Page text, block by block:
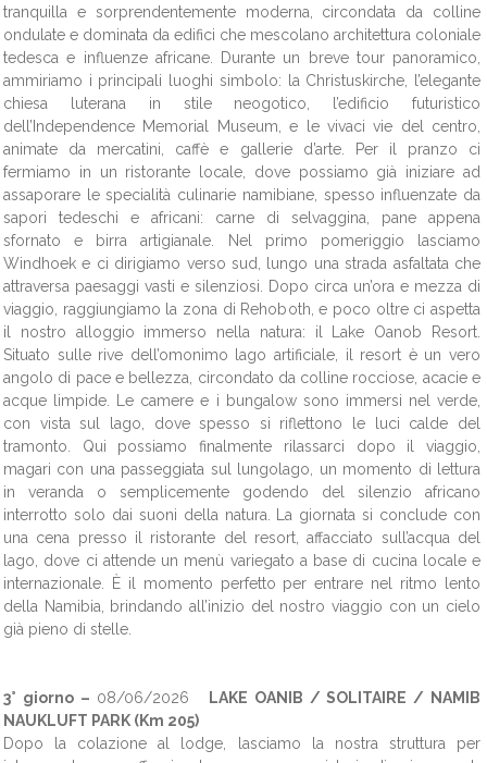
tranquilla e sorprendentemente moderna, circondata da colline
ondulate e dominata da edifici che mescolano architettura coloniale
tedesca e influenze africane. Durante un breve tour panoramico,
ammiriamo i principali luoghi simbolo: la Christuskirche, l’elegante
chiesa luterana in stile neogotico, l’edificio futuristico
dell’Independence Memorial Museum, e le vivaci vie del centro,
animate da mercatini, caffè e gallerie d’arte. Per il pranzo ci
fermiamo in un ristorante locale, dove possiamo già iniziare ad
assaporare le specialità culinarie namibiane, spesso influenzate da
sapori tedeschi e africani: carne di selvaggina, pane appena
sfornato e birra artigianale. Nel primo pomeriggio lasciamo
Windhoek e ci dirigiamo verso sud, lungo una strada asfaltata che
attraversa paesaggi vasti e silenziosi. Dopo circa un’ora e mezza di
viaggio, raggiungiamo la zona di Rehoboth, e poco oltre ci aspetta
il nostro alloggio immerso nella natura: il Lake Oanob Resort.
Situato sulle rive dell’omonimo lago artificiale, il resort è un vero
angolo di pace e bellezza, circondato da colline rocciose, acacie e
acque limpide. Le camere e i bungalow sono immersi nel verde,
con vista sul lago, dove spesso si riflettono le luci calde del
tramonto. Qui possiamo finalmente rilassarci dopo il viaggio,
magari con una passeggiata sul lungolago, un momento di lettura
in veranda o semplicemente godendo del silenzio africano
interrotto solo dai suoni della natura. La giornata si conclude con
una cena presso il ristorante del resort, affacciato sull’acqua del
lago, dove ci attende un menù variegato a base di cucina locale e
internazionale. È il momento perfetto per entrare nel ritmo lento
della Namibia, brindando all’inizio del nostro viaggio con un cielo
già pieno di stelle.
3° giorno – 08/06/2026 LAKE OANIB / SOLITAIRE / NAMIB
NAUKLUFT PARK (Km 205)
Dopo la colazione al lodge, lasciamo la nostra struttura per